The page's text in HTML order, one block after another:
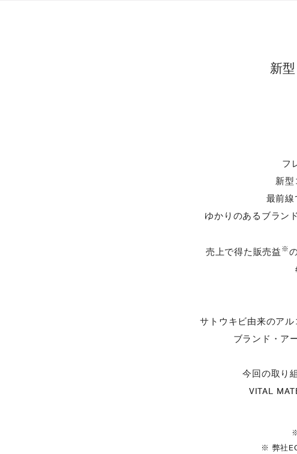
新
フ
新型
最前線
ゆかりのあるブラン
売上で得た販売益※
サトウキビ由来のア
ブランド・ア
今回の取り
VITAL
※ 弊社